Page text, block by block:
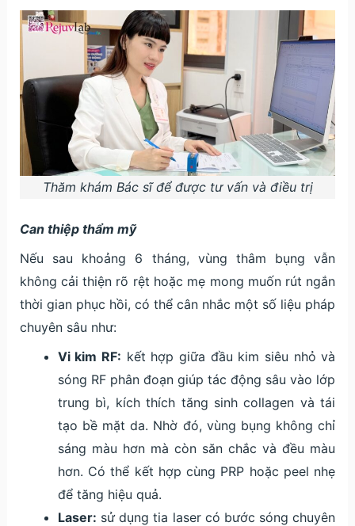
Thăm khám Bác sĩ để được tư vấn và điều trị
Can thiệp thẩm mỹ
Nếu sau khoảng 6 tháng, vùng thâm bụng vẫn
không cải thiện rõ rệt hoặc mẹ mong muốn rút ngắn
thời gian phục hồi, có thể cân nhắc một số liệu pháp
chuyên sâu như:
Vi kim RF: kết hợp giữa đầu kim siêu nhỏ và
sóng RF phân đoạn giúp tác động sâu vào lớp
trung bì, kích thích tăng sinh collagen và tái
tạo bề mặt da. Nhờ đó, vùng bụng không chỉ
sáng màu hơn mà còn săn chắc và đều màu
hơn. Có thể kết hợp cùng PRP hoặc peel nhẹ
để tăng hiệu quả.
Laser: sử dụng tia laser có bước sóng chuyên